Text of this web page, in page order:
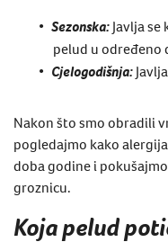
Sezonska: Javlja
pelud u određeno
Cjelogodišnja:
Nakon što smo obradili
pogledajmo kako
doba godine i
groznicu.
Koja pelud